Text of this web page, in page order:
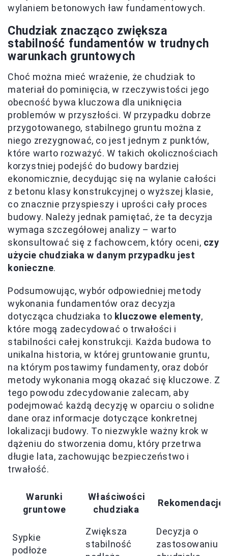
wylaniem betonowych ław fundamentowych.
Chudziak znacząco zwiększa
stabilność fundamentów w trudnych
warunkach gruntowych
Choć można mieć wrażenie, że chudziak to
materiał do pominięcia, w rzeczywistości jego
obecność bywa kluczowa dla uniknięcia
problemów w przyszłości. W przypadku dobrze
przygotowanego, stabilnego gruntu można z
niego zrezygnować, co jest jednym z punktów,
które warto rozważyć. W takich okolicznościach
korzystniej podejść do budowy bardziej
ekonomicznie, decydując się na wylanie całości
z betonu klasy konstrukcyjnej o wyższej klasie,
co znacznie przyspieszy i uprości cały proces
budowy. Należy jednak pamiętać, że ta decyzja
wymaga szczegółowej analizy – warto
skonsultować się z fachowcem, który oceni, czy
użycie chudziaka w danym przypadku jest
konieczne.
Podsumowując, wybór odpowiedniej metody
wykonania fundamentów oraz decyzja
dotycząca chudziaka to kluczowe elementy,
które mogą zadecydować o trwałości i
stabilności całej konstrukcji. Każda budowa to
unikalna historia, w której gruntowanie gruntu,
na którym postawimy fundamenty, oraz dobór
metody wykonania mogą okazać się kluczowe. Z
tego powodu zdecydowanie zalecam, aby
podejmować każdą decyzję w oparciu o solidne
dane oraz informacje dotyczące konkretnej
lokalizacji budowy. To niezwykle ważny krok w
dążeniu do stworzenia domu, który przetrwa
długie lata, zachowując bezpieczeństwo i
trwałość.
Warunki
gruntowe
Właściwości
chudziaka
Rekomendacje
Sypkie
podłoże
Zwiększa
stabilność
Decyzja o
zastosowaniu